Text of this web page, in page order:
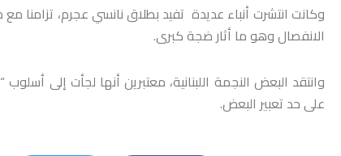
وكانت انتشرت أنباء عديدة تفيد بطلاق نانسي عجرم، تزامنا
الانفصال وهو ما أثار ضجة كبرى.
وانتقد البعض النجمة اللبنانية، معتبرين أنها لجأت إلى
على حد تعبير البعض.